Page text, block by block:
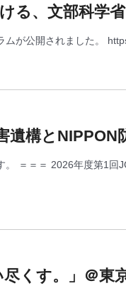
る、文部科学
が公開されました。
構とNIPPON
＝＝＝ 2026年度第1
くす。」＠東